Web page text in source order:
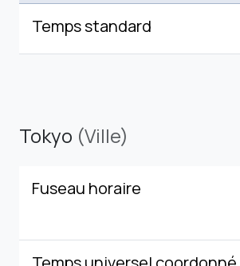
Temps standard
Tokyo (Ville)
Fuseau horaire